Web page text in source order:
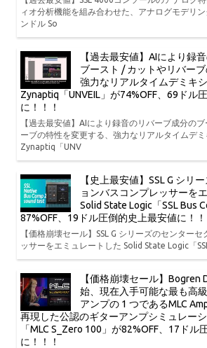
ィオ分析機能を組み合わせた、アナログモデリ
ンドル So
【過去最安値】AIにより録
ブースト / カットやリバーブ
強力なリアルタイムデミキ
Zynaptiq「UNVEIL」が74%OFF、69ドル
に！！！
【過去最安値】AIにより録音のリバーブ成分の
ーブの特性を変更する、強力なリアルタイムデ
Zynaptiq「UNV
【史上最安値】SSL G シリ
ョンバスコンプレッサーを
Solid State Logic「SSL Bus
87%OFF、19ドル圧倒的史上最安値に！！
【価格崩壊セール】SSL G シリーズのセンター
ッサーをエミュレートした Solid State Logic「
【価格崩壊セール】Bogren
始、現在入手可能な最も高
アンプの 1 つであるMLC
再現した公認のギターアンプシミュレー
「MLC S_Zero 100」が82%OFF、17ドル
に！！！